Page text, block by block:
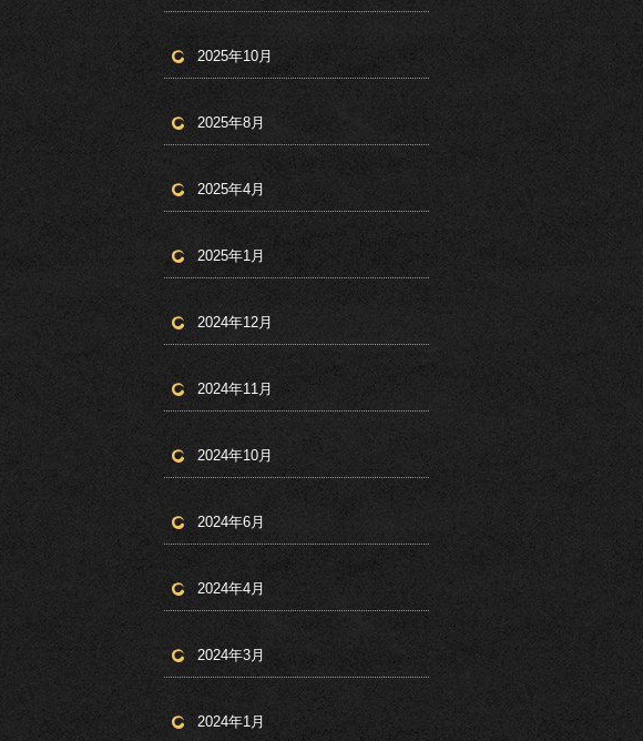
2025年10月
2025年8月
2025年4月
2025年1月
2024年12月
2024年11月
2024年10月
2024年6月
2024年4月
2024年3月
2024年1月